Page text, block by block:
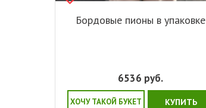
Бордовые пионы в упаковке
6536 руб.
ХОЧУ ТАКОЙ БУКЕТ КУПИТЬ